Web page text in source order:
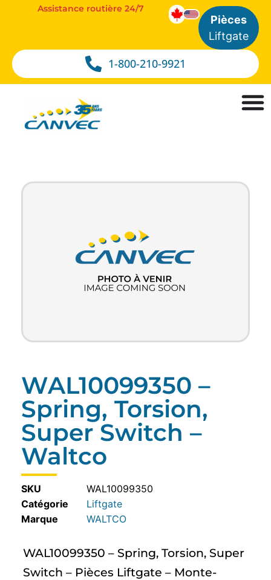
1-800-210-9921
Assistance routière 24/7
Pièces
Liftgate
WAL10099350 –
Spring, Torsion,
Super Switch –
Waltco
SKU
WAL10099350
Catégorie
Liftgate
WALTCO
WAL10099350 – Spring, Torsion, Super
Switch – Pièces Liftgate – Monte-